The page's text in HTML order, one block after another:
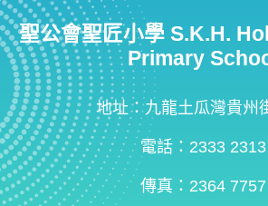
聖公會聖匠小學 S.K.H.
Primary
地址：九龍土瓜灣貴州
電話：2333 2313
傳真：2364 7757